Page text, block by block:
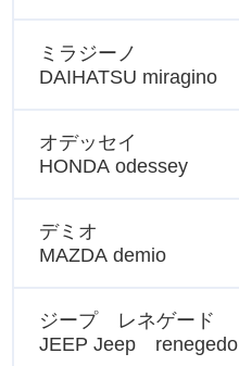
ミラジーノ
DAIHATSU miragino
オデッセイ
HONDA odessey
デミオ
MAZDA demio
ジープ レネゲード
JEEP Jeep renegedo